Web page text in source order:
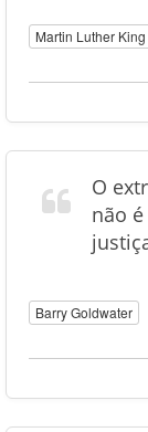
Martin Luther King
O
não
Barry Goldwater